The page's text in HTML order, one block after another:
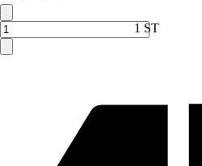
1 ST